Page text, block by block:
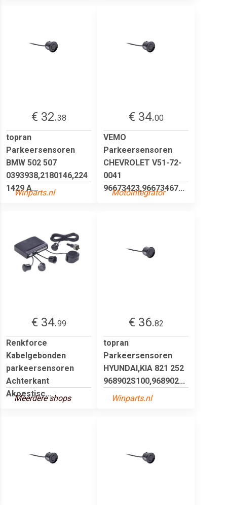
€ 32.38
topran
Parkeersensoren
BMW 502 507
0393938,2180146,224
1429 A...
Winparts.nl
€ 34.00
VEMO
Parkeersensoren
CHEVROLET V51-72-
0041
96673423,96673467...
Motointegrator
€ 34.99
Renkforce
Kabelgebonden
parkeersensoren
Achterkant
Akoestisc...
Meerdere shops
€ 36.82
topran
Parkeersensoren
HYUNDAI,KIA 821 252
968902S100,968902...
Winparts.nl